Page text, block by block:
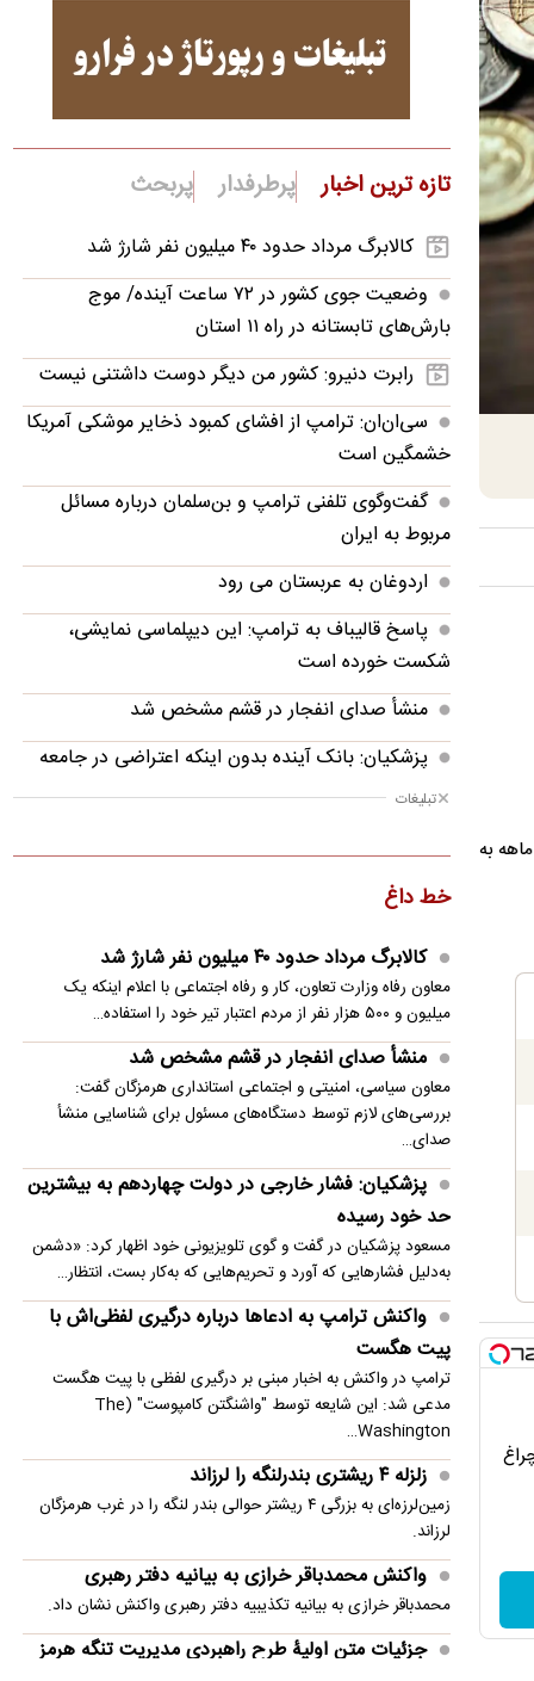
یک ماهه به
تازه ترین اخبار پرطرفدار پربحث
کالابرگ مرداد حدود ۴۰‌ میلیون نفر شارژ شد
وضعیت جوی کشور در ۷۲ ساعت آینده/ موج
بارش‌های تابستانه در راه ۱۱ استان
رابرت دنیرو: کشور من دیگر دوست داشتنی نیست
سی‌ان‌ان: ترامپ از افشای کمبود ذخایر موشکی آمریکا
خشمگین است
گفت‌وگوی تلفنی ترامپ و بن‌سلمان درباره مسائل
مربوط به ایران
اردوغان به عربستان می رود
پاسخ قالیباف به ترامپ: این دیپلماسی نمایشی،
شکست خورده است
منشأ صدای انفجار در قشم مشخص شد
پزشکیان: بانک آینده بدون اینکه اعتراضی در جامعه
شکل بگیرد، بسته شد
پزشکیان: در ابتدای دولت با قطعی برق، آب و گاز
مواجه بودیم
معاون مرکز شرکت‌های دانش‌بنیان: توسعه فناوری،
مسیر رقابت‌پذیری صنعت قطعه‌سازی است
سنتکام: به محاصره دریایی ایران ادامه می دهیم
مصر خواستار تدوین چشم‌انداز مشترک عربی برای
امنیت منطقه شد
انفجار در حومه دمشق چند کشته و زخمی برجا
گذاشت
تبلیغات
خط داغ
کالابرگ مرداد حدود ۴۰‌ میلیون نفر شارژ شد
معاون رفاه وزارت تعاون، کار و رفاه اجتماعی با اعلام اینکه یک
میلیون و ۵۰۰ هزار نفر از مردم اعتبار تیر خود را استفاده…
منشأ صدای انفجار در قشم مشخص شد
معاون سیاسی، امنیتی و اجتماعی استانداری هرمزگان گفت:
بررسی‌های لازم توسط دستگاه‌های مسئول برای شناسایی منشأ
صدای…
پزشکیان: فشار خارجی در دولت چهاردهم به بیشترین
حد خود رسیده
مسعود پزشکیان در گفت و گوی تلویزیونی خود اظهار کرد: «دشمن
به‌دلیل فشارهایی که آورد و تحریم‌هایی که به‌کار بست، انتظار…
واکنش ترامپ به ادعاها درباره درگیری لفظی‌اش با
پیت هگست
ترامپ در واکنش به اخبار مبنی بر درگیری لفظی با پیت هگست
مدعی شد: این شایعه توسط "واشنگتن کامپوست" (The
Washington…
زلزله ۴ ریشتری بندرلنگه را لرزاند
زمین‌لرزه‌ای به بزرگی ۴ ریشتر حوالی بندر لنگه را در غرب هرمزگان
لرزاند.
واکنش محمدباقر خرازی به بیانیه دفتر رهبری
محمدباقر خرازی به بیانیه تکذیبیه دفتر رهبری واکنش نشان داد.
جزئیات متن اولیۀ طرح راهبردی مدیریت تنگه هرمز